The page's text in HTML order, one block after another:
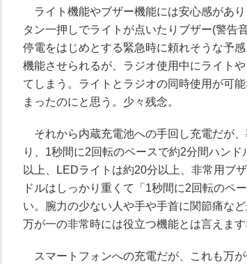
ライト機能やブザー機能には安心感があ
タン一押しでライトが点いたりブザー(警告
停電をはじめとする緊急時に頼れそうな予
機能させられるが、ラジオ使用中にライト
てしまう。ライトとラジオの同時使用が可
まったのにと思う。少々残念。
それから内蔵充電池への手回し充電だが
り、1秒間に2回転のペースで約2分間ハン
以上、LEDライトは約20分以上、非常用ブ
ドルはしっかり重くて「1秒間に2回転のペ
い。腕力の少ない人や手や手首に関節痛な
万が一の非常時には役立つ機能とは言えます
スマートフォンへの充電だが、これも万が